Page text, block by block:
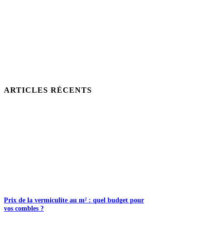
ARTICLES RÉCENTS
Prix de la vermiculite au m² : quel budget pour
vos combles ?